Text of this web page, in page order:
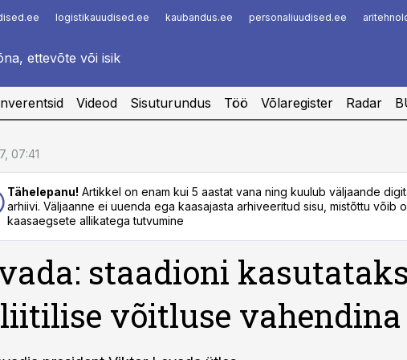
logistikauudised.ee kaubandus.ee personaliuudised.ee
Infopank
Videod Sisuturundus Töö Võlaregister Radar
07:41
Tähelepanu! Artikkel on enam kui 5 aastat vana ning kuulub väljaande
arhiivi. Väljaanne ei uuenda ega kaasajasta arhiveeritud sisu, mistõttu võib
kaasaegsete allikatega tutvumine
staadioni
võitluse vahendina